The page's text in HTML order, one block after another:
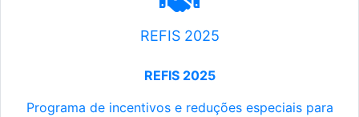
REFIS 2025
REFIS 2025
Programa de incentivos e reduções especiais para